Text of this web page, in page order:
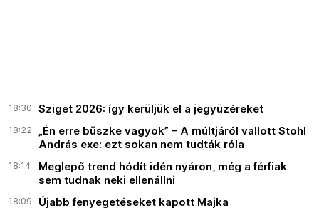
18:30 Sziget 2026: így kerüljük el a jegyüzéreket
18:22
„Én erre büszke vagyok” – A múltjáról vallott Stohl
András exe: ezt sokan nem tudták róla
18:14
Meglepő trend hódít idén nyáron, még a férfiak
sem tudnak neki ellenállni
18:09 Újabb fenyegetéseket kapott Majka